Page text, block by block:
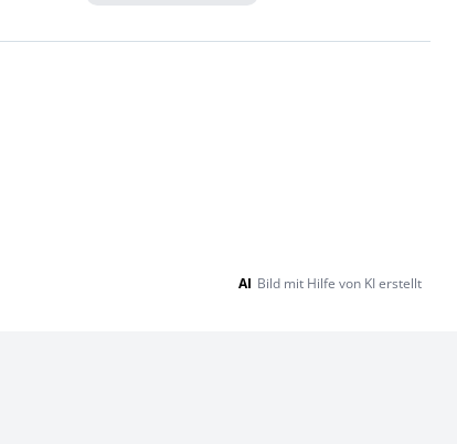
AI Bild mit Hilfe von KI erstellt